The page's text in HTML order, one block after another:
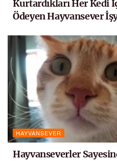
Kurtardıkları Her Kedi
Ödeyen Hayvansever
HAYVANSEVER
Hayvanseverler